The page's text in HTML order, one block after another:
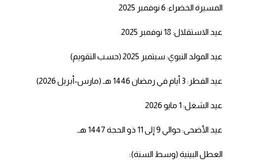
المسيرة الخضراء: 6 نوفمبر 2025
عيد الاستقلال: 18 نوفمبر 2025
عيد المولد النبوي: سبتمبر 2025 (حسب التقويم)
عيد الفطر: 3 أيام في رمضان 1446 هـ (مارس-أبريل 2026)
عيد الشغل: 1 مايو 2026
عيد الأضحى: حوالي 9 إلى 11 ذو الحجة 1447 هـ.
العطل البينية (وسط السنة):